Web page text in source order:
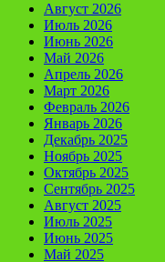
Август 2026
Июль 2026
Июнь 2026
Май 2026
Апрель 2026
Март 2026
Февраль 2026
Январь 2026
Декабрь 2025
Ноябрь 2025
Октябрь 2025
Сентябрь 2025
Август 2025
Июль 2025
Июнь 2025
Май 2025